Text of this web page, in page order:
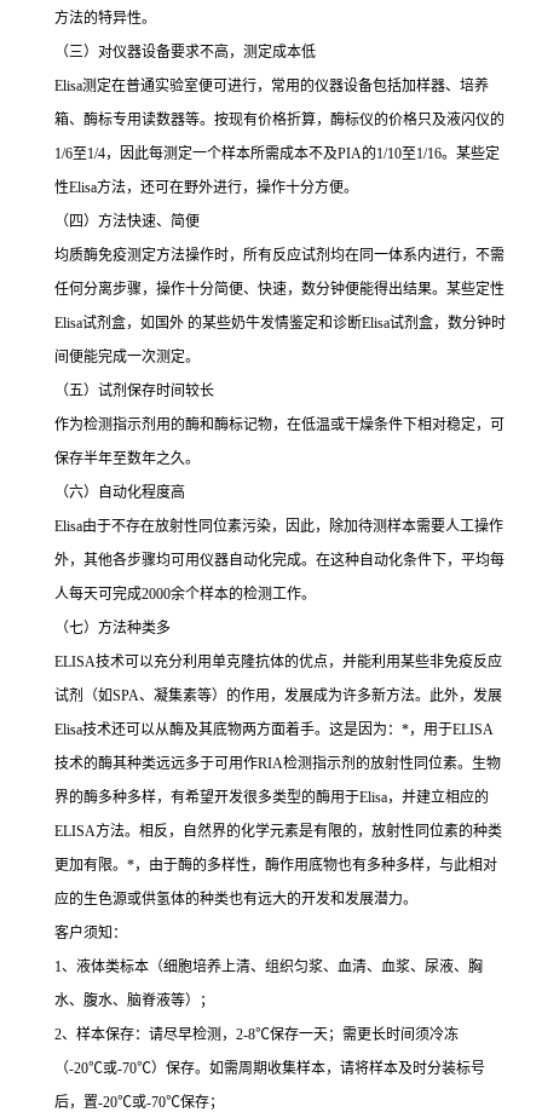
方法的特异性。
（三）对仪器设备要求不高，测定成本低
Elisa测定在普通实验室便可进行，常用的仪器设备包括加样器、培养
箱、酶标专用读数器等。按现有价格折算，酶标仪的价格只及液闪仪的
1/6至1/4，因此每测定一个样本所需成本不及PIA的1/10至1/16。某些定
性Elisa方法，还可在野外进行，操作十分方便。
（四）方法快速、简便
均质酶免疫测定方法操作时，所有反应试剂均在同一体系内进行，不需
任何分离步骤，操作十分简便、快速，数分钟便能得出结果。某些定性
Elisa试剂盒，如国外 的某些奶牛发情鉴定和诊断Elisa试剂盒，数分钟时
间便能完成一次测定。
（五）试剂保存时间较长
作为检测指示剂用的酶和酶标记物，在低温或干燥条件下相对稳定，可
保存半年至数年之久。
（六）自动化程度高
Elisa由于不存在放射性同位素污染，因此，除加待测样本需要人工操作
外，其他各步骤均可用仪器自动化完成。在这种自动化条件下，平均每
人每天可完成2000余个样本的检测工作。
（七）方法种类多
ELISA技术可以充分利用单克隆抗体的优点，并能利用某些非免疫反应
试剂（如SPA、凝集素等）的作用，发展成为许多新方法。此外，发展
Elisa技术还可以从酶及其底物两方面着手。这是因为： *，用于ELISA
技术的酶其种类远远多于可用作RIA检测指示剂的放射性同位素。生物
界的酶多种多样，有希望开发很多类型的酶用于Elisa，并建立相应的
ELISA方法。相反，自然界的化学元素是有限的，放射性同位素的种类
更加有限。 *，由于酶的多样性，酶作用底物也有多种多样，与此相对
应的生色源或供氢体的种类也有远大的开发和发展潜力。
客户须知：
1、液体类标本（细胞培养上清、组织匀浆、血清、血浆、尿液、胸
水、腹水、脑脊液等）；
2、样本保存：请尽早检测， 2-8℃保存一天；需更长时间须冷冻
（-20℃或-70℃）保存。如需周期收集样本，请将样本及时分装标号
后，置-20℃或-70℃保存；